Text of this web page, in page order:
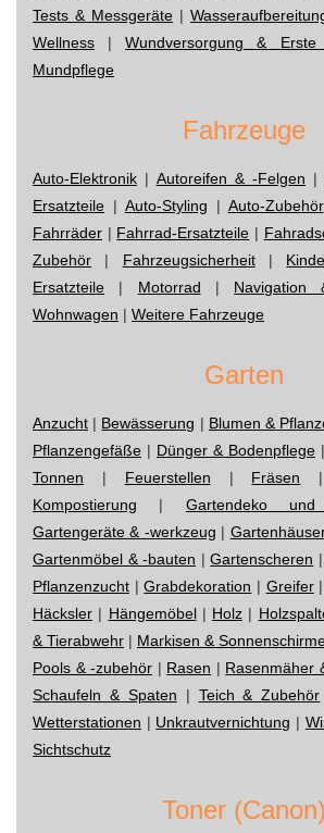
Tests & Messgeräte |
Wellness |Wundversorgung & Erste
Mundpflege
Fahrzeuge
Auto-Elektronik | Autoreifen & -Felgen |
Ersatzteile | Auto-Styling | Auto-Zubehör
Fahrräder | Fahrrad-Ersatzteile |
Zubehör | Fahrzeugsicherheit|
Ersatzteile | Motorrad | Navigation
Wohnwagen | Weitere Fahrzeuge
Garten
Anzucht | Bewässerung | Blumen &
Pflanzengefäße | Dünger & Bodenpflege |
Tonnen | Feuerstellen | Fräsen
Kompostierung | Gartendeko und
Gartengeräte & -werkzeug |
Gartenmöbel & -bauten |Gartenscheren
Pflanzenzucht |Grabdekoration | Greifer
Häcksler | Hängemöbel| Holz |
& Tierabwehr | Markisen &
Pools & -zubehör | Rasen | Rasenmäher
Schaufeln & Spaten | Teich & Zubehör
Wetterstationen | Unkrautvernichtung |
Sichtschutz
Toner (Canon)